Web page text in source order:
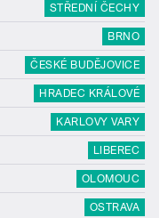
STŘEDNÍ ČECHY
BRNO
ČESKÉ BUDĚJOVICE
HRADEC KRÁLOVÉ
KARLOVY VARY
LIBEREC
OLOMOUC
OSTRAVA